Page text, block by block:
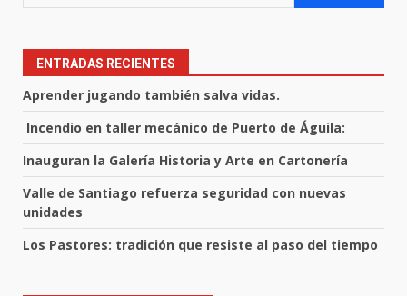
ENTRADAS RECIENTES
Aprender jugando también salva vidas.
Incendio en taller mecánico de Puerto de Águila:
Inauguran la Galería Historia y Arte en Cartonería
Valle de Santiago refuerza seguridad con nuevas
unidades
Los Pastores: tradición que resiste al paso del tiempo